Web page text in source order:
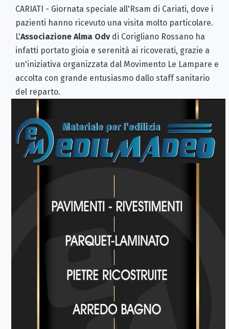
CARIATI - Giornata speciale all'Rsam di Cariati, dove i
pazienti hanno ricevuto una visita molto particolare.
L'Associazione Alma Odvdi Corigliano Rossano ha
infatti portato gioia e serenità ai ricoverati, grazie a
un'iniziativa organizzata dal Movimento Le Lampare e
accolta con grande entusiasmo dallo staff sanitario
del reparto.